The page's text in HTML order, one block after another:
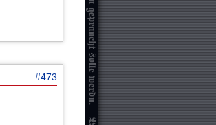
#473